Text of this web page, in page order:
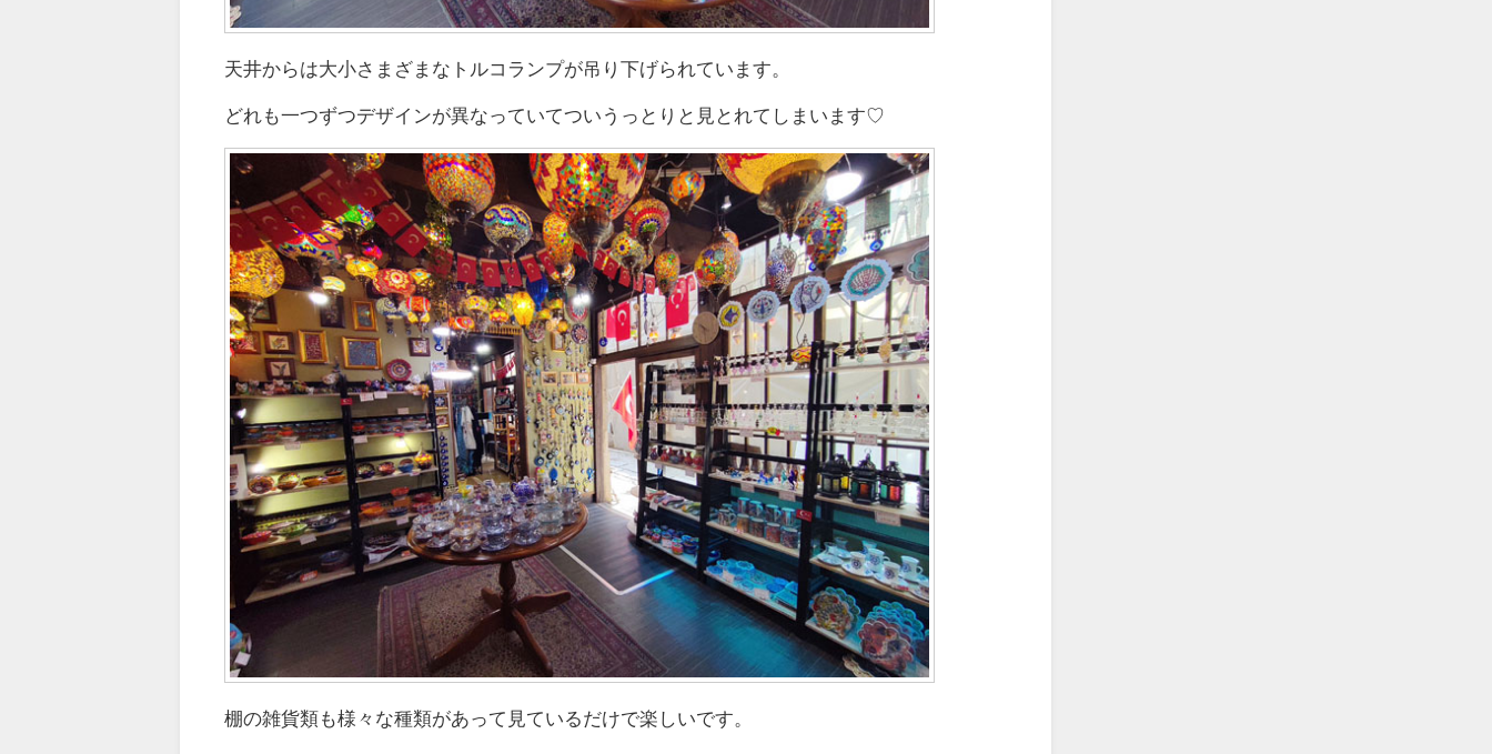
天井からは大小さまざまなトルコランプが吊り下げられています。
どれも一つずつデザインが異なっていてついうっとりと見とれてしまいます♡
棚の雑貨類も様々な種類があって見ているだけで楽しいです。